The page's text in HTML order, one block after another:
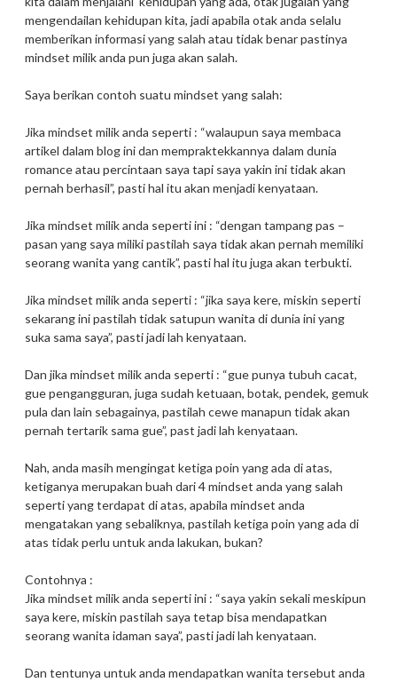
mengendailan kehidupan kita, jadi apabila otak anda selalu
memberikan informasi yang salah atau tidak benar pastinya
mindset milik anda pun juga akan salah.
Saya berikan contoh suatu mindset yang salah:
Jika mindset milik anda seperti : “walaupun saya membaca
artikel dalam blog ini dan mempraktekkannya dalam dunia
romance atau percintaan saya tapi saya yakin ini tidak akan
pernah berhasil”, pasti hal itu akan menjadi kenyataan.
Jika mindset milik anda seperti ini : “dengan tampang pas –
pasan yang saya miliki pastilah saya tidak akan pernah memiliki
seorang wanita yang cantik”, pasti hal itu juga akan terbukti.
Jika mindset milik anda seperti : “jika saya kere, miskin seperti
sekarang ini pastilah tidak satupun wanita di dunia ini yang
suka sama saya”, pasti jadi lah kenyataan.
Dan jika mindset milik anda seperti : “gue punya tubuh cacat,
gue pengangguran, juga sudah ketuaan, botak, pendek, gemuk
pula dan lain sebagainya, pastilah cewe manapun tidak akan
pernah tertarik sama gue”, past jadi lah kenyataan.
Nah, anda masih mengingat ketiga poin yang ada di atas,
ketiganya merupakan buah dari 4 mindset anda yang salah
seperti yang terdapat di atas, apabila mindset anda
mengatakan yang sebaliknya, pastilah ketiga poin yang ada di
atas tidak perlu untuk anda lakukan, bukan?
Contohnya :
Jika mindset milik anda seperti ini : “saya yakin sekali meskipun
saya kere, miskin pastilah saya tetap bisa mendapatkan
seorang wanita idaman saya”, pasti jadi lah kenyataan.
Dan tentunya untuk anda mendapatkan wanita tersebut anda